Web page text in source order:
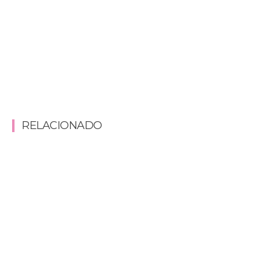
RELACIONADO